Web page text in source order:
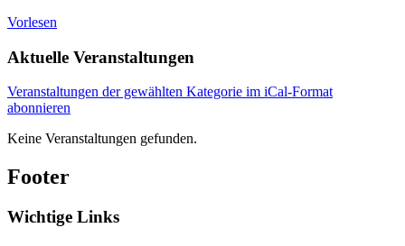
Vorlesen
Aktuelle Veranstaltungen
Veranstaltungen der gewählten Kategorie im iCal-Format
abonnieren
Keine Veranstaltungen gefunden.
Footer
Wichtige Links